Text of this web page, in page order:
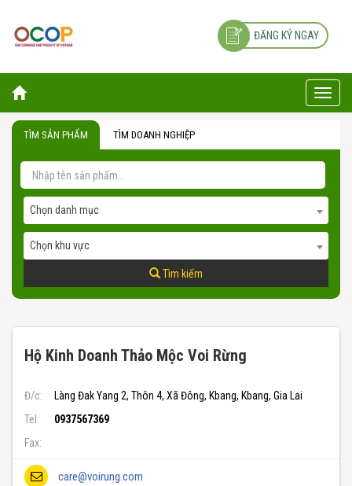
ĐĂNG KÝ NGAY
Toggle
TÌM SẢN PHẨM TÌM DOANH NGHIỆP
Chọn danh mục
Chọn khu vực
Tìm kiếm
Hộ Kinh Doanh Thảo Mộc Voi Rừng
Đ/c:
Làng Đak Yang 2, Thôn 4, Xã Đông, Kbang, Kbang, Gia Lai
Tel:
0937567369
Fax:
care@voirung.com